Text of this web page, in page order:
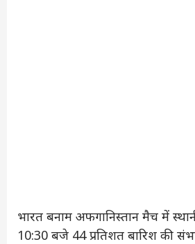
भारत बनाम अफगानिस्तान मैच में
10:30 बजे 44 प्रतिशत बारिश की